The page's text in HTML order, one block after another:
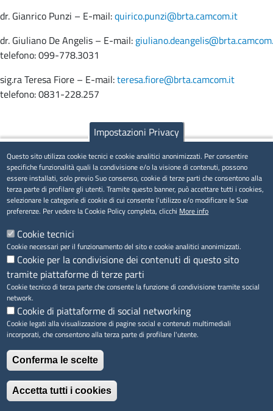
dr. Gianrico Punzi – E-mail:quirico.punzi@brta.camcom.it
dr. Giuliano De Angelis – E-mail:
telefono: 099-778.3031
sig.ra Teresa Fiore – E-mail:teresa.fiore@brta.camcom.it
telefono: 0831-228.257
Ultima modificaGio 13 Nov, 2025
Argomenti
Internazionalizzazione
Quanto ti è stata utile questa pagina?
Impostazioni Privacy
Questo sito utilizza cookie tecnici e cookie analitici anonimizzati. Per consentire
specifiche funzionalità quali la condivisione e/o la visione di contenuti, possono
essere installati, solo previo Suo consenso, cookie di terze parti che consentono alla
terza parte di profilare gli utenti. Tramite questo banner, può accettare tutti i cookies,
selezionare le categorie di cookie di cui consente l’utilizzo e/o modificare le Sue
preferenze. Per vedere la Cookie Policy completa, clicchi More info
Cookie tecnici
Cookie necessari per il funzionamento del sito e cookie analitici anonimizzati.
Cookie per la condivisione dei contenuti di questo sito
tramite piattaforme di terze parti
Cookie tecnico di terza parte che consente la funzione di condivisione tramite social
network.
Cookie di piattaforme di social networking
Cookie legati alla visualizzazione di pagine social e contenuti multimediali
incorporati, che consentono alla terza parte di profilare l'utente.
Conferma le scelte
Accetta tutti i cookies